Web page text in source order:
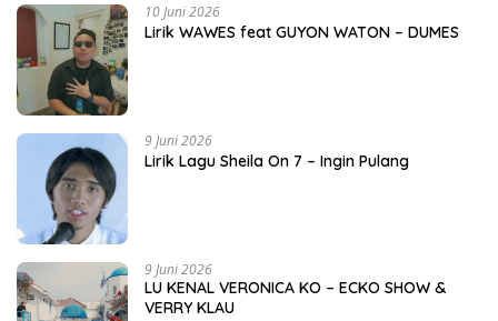
10 Juni 2026
Lirik WAWES feat GUYON WATON – DUMES
9 Juni 2026
Lirik Lagu Sheila On 7 – Ingin Pulang
9 Juni 2026
LU KENAL VERONICA KO – ECKO SHOW &
VERRY KLAU